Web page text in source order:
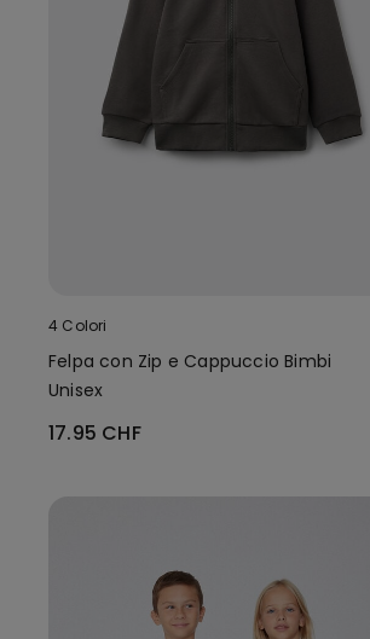
4 Colori
Felpa con Zip e Cappuccio Bimbi
Unisex
17.95 CHF